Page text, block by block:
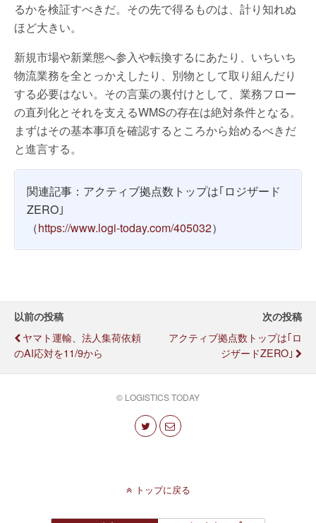
るかを検証すべきだ。その先で得るものは、計り知れぬ
ほど大きい。
新規市場や新業態へ参入や転換するにあたり、いちいち
物流業務を全とっかえしたり、別物として取り組んだり
する必要はない。その言葉の裏付けとして、業務フロー
の直列化とそれを支えるWMSの存在は絶対条件となる。
まずはその基本事項を確認するところから始めるべきだ
と進言する。
関連記事：アクティブ拠点数トップは｢ロジザード
ZERO｣
（https://www.logi-today.com/405032）
以前の投稿
ヤマト運輸、法人集荷依頼
のAI応対を11/9から
次の投稿
アクティブ拠点数トップは｢ロ
ジザードZERO｣
© LOGISTICS TODAY
トップに戻る